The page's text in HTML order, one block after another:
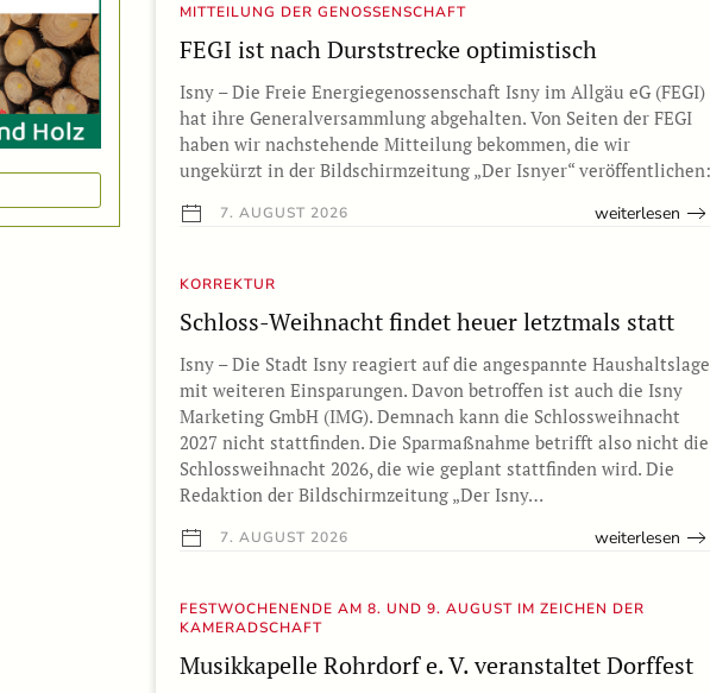
MITTEILUNG DER GENOSSENSCHAFT
FEGI ist nach Durststrecke optimistisch
Isny – Die Freie Energiegenossenschaft Isny im Allgäu eG (FEGI)
hat ihre Generalversammlung abgehalten. Von Seiten der FEGI
haben wir nachstehende Mitteilung bekommen, die wir
ungekürzt in der Bildschirmzeitung „Der Isnyer“ veröffentlichen:
7. AUGUST 2026 weiterlesen
KORREKTUR
Schloss-Weihnacht findet heuer letztmals statt
Isny – Die Stadt Isny reagiert auf die angespannte Haushaltslage
mit weiteren Einsparungen. Davon betroffen ist auch die Isny
Marketing GmbH (IMG). Demnach kann die Schlossweihnacht
2027 nicht stattfinden. Die Sparmaßnahme betrifft also nicht die
Schlossweihnacht 2026, die wie geplant stattfinden wird. Die
Redaktion der Bildschirmzeitung „Der Isny…
7. AUGUST 2026 weiterlesen
FESTWOCHENENDE AM 8. UND 9. AUGUST IM ZEICHEN DER
KAMERADSCHAFT
Musikkapelle Rohrdorf e. V. veranstaltet Dorffest